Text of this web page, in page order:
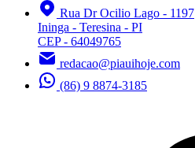
Rua Dr Ocilio Lago - 1197
Ininga - Teresina - PI
CEP - 64049765
redacao@piauihoje.com
(86) 9 8874-3185